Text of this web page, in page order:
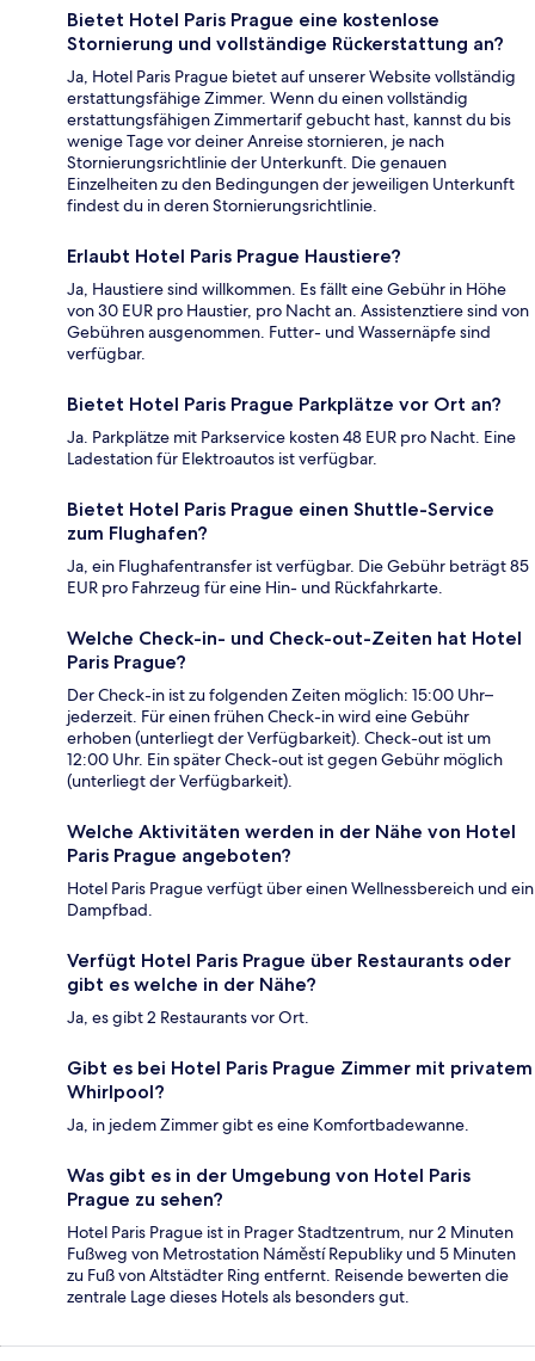
Bietet Hotel Paris Prague eine kostenlose
Stornierung und vollständige Rückerstattung an?
Ja, Hotel Paris Prague bietet auf unserer Website vollständig
erstattungsfähige Zimmer. Wenn du einen vollständig
erstattungsfähigen Zimmertarif gebucht hast, kannst du bis
wenige Tage vor deiner Anreise stornieren, je nach
Stornierungsrichtlinie der Unterkunft. Die genauen
Einzelheiten zu den Bedingungen der jeweiligen Unterkunft
findest du in deren Stornierungsrichtlinie.
Erlaubt Hotel Paris Prague Haustiere?
Ja, Haustiere sind willkommen. Es fällt eine Gebühr in Höhe
von 30 EUR pro Haustier, pro Nacht an. Assistenztiere sind von
Gebühren ausgenommen. Futter- und Wassernäpfe sind
verfügbar.
Bietet Hotel Paris Prague Parkplätze vor Ort an?
Ja. Parkplätze mit Parkservice kosten 48 EUR pro Nacht. Eine
Ladestation für Elektroautos ist verfügbar.
Bietet Hotel Paris Prague einen Shuttle-Service
zum Flughafen?
Ja, ein Flughafentransfer ist verfügbar. Die Gebühr beträgt 85
EUR pro Fahrzeug für eine Hin- und Rückfahrkarte.
Welche Check-in- und Check-out-Zeiten hat Hotel
Paris Prague?
Der Check-in ist zu folgenden Zeiten möglich: 15:00 Uhr–
jederzeit. Für einen frühen Check-in wird eine Gebühr
erhoben (unterliegt der Verfügbarkeit). Check-out ist um
12:00 Uhr. Ein später Check-out ist gegen Gebühr möglich
(unterliegt der Verfügbarkeit).
Welche Aktivitäten werden in der Nähe von Hotel
Paris Prague angeboten?
Hotel Paris Prague verfügt über einen Wellnessbereich und ein
Dampfbad.
Verfügt Hotel Paris Prague über Restaurants oder
gibt es welche in der Nähe?
Ja, es gibt 2 Restaurants vor Ort.
Gibt es bei Hotel Paris Prague Zimmer mit privatem
Whirlpool?
Ja, in jedem Zimmer gibt es eine Komfortbadewanne.
Was gibt es in der Umgebung von Hotel Paris
Prague zu sehen?
Hotel Paris Prague ist in Prager Stadtzentrum, nur 2 Minuten
Fußweg von Metrostation Náměstí Republiky und 5 Minuten
zu Fuß von Altstädter Ring entfernt. Reisende bewerten die
zentrale Lage dieses Hotels als besonders gut.